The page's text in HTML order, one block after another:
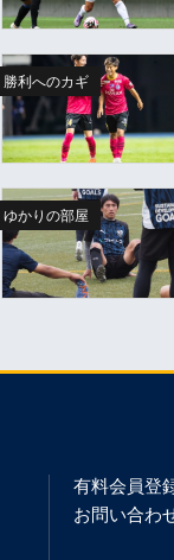
勝利へのカギ
ゆかりの部屋
有料会員登
お問い合わ